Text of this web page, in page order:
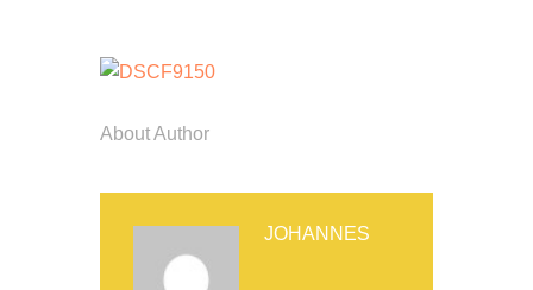
About Author
JOHANNES